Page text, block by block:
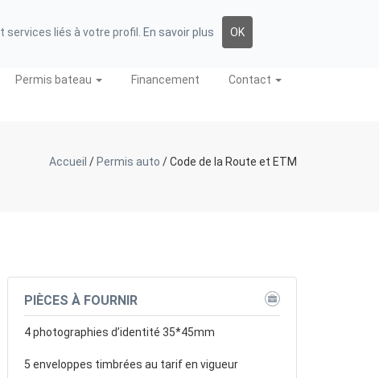
06 85 42 46 74
Permis bateau Financement Contact
Accueil / Permis auto /Code de la Route et ETM
PIÈCES À FOURNIR
4 photographies d’identité 35*45mm
5 enveloppes timbrées au tarif en vigueur
liés à votre profil. En savoir plus OK